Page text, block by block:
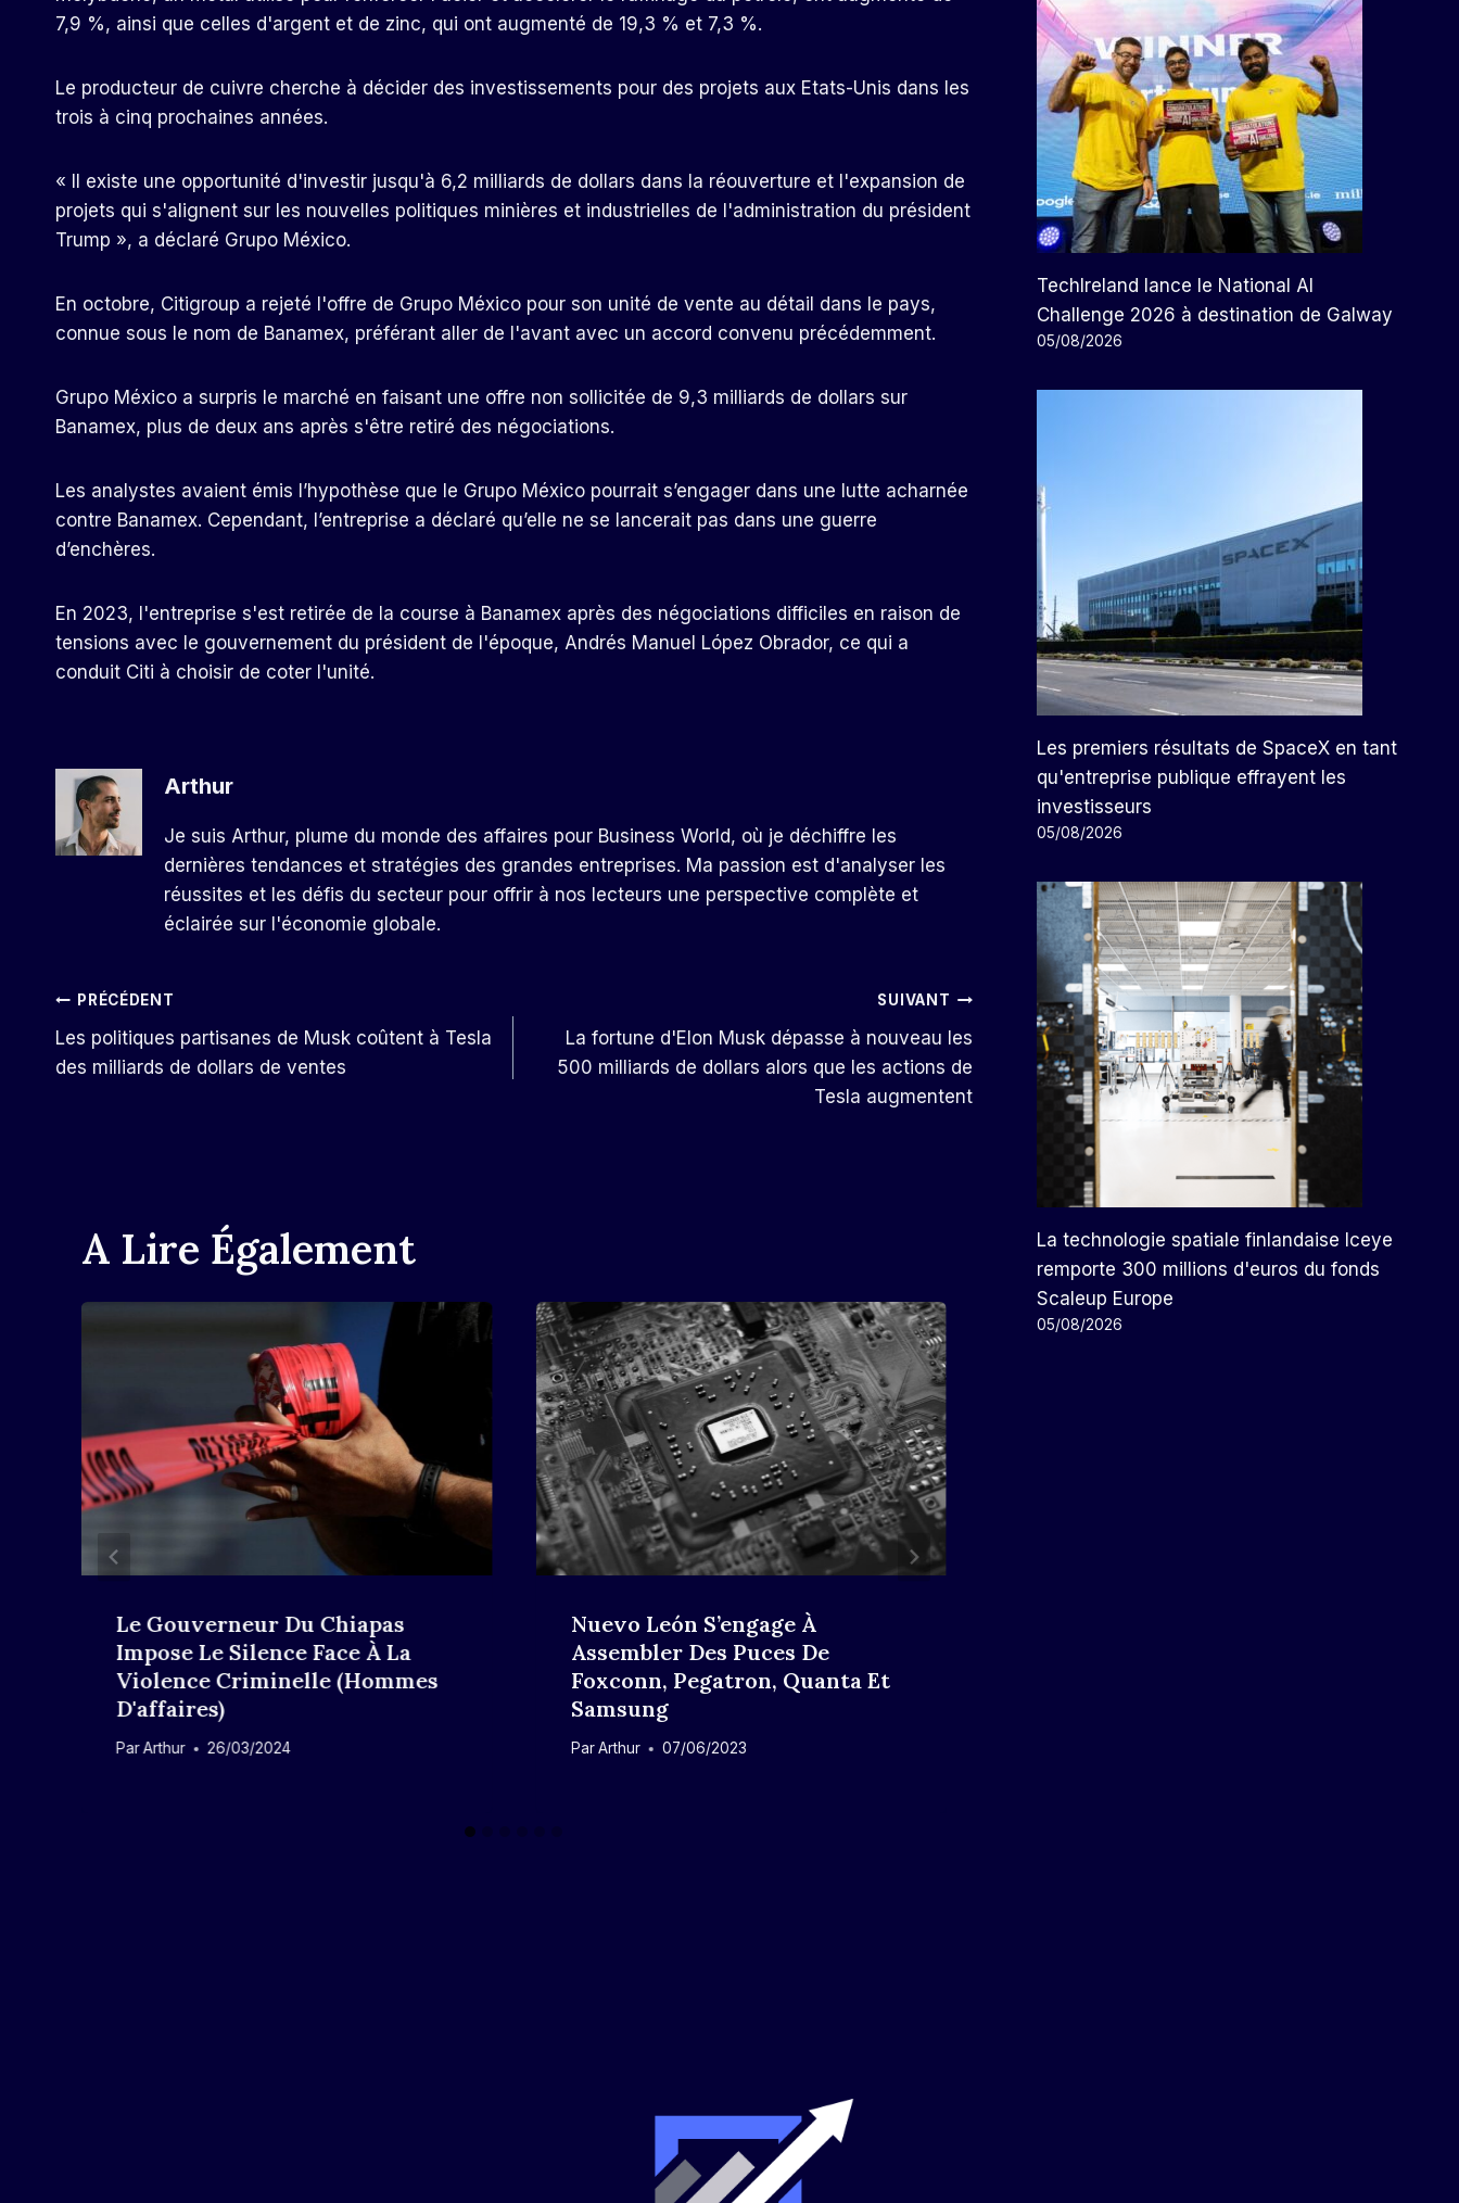
7,9 %, ainsi que celles d'argent et de zinc, qui ont augmenté de 19,3 % et 7,3 %.
Le producteur de cuivre cherche à décider des investissements pour des projets aux Etats-Unis dans les
trois à cinq prochaines années.
« Il existe une opportunité d'investir jusqu'à 6,2 milliards de dollars dans la réouverture et l'expansion de
projets qui s'alignent sur les nouvelles politiques minières et industrielles de l'administration du président
Trump », a déclaré Grupo México.
En octobre, Citigroup a rejeté l'offre de Grupo México pour son unité de vente au détail dans le pays,
connue sous le nom de Banamex, préférant aller de l'avant avec un accord convenu précédemment.
Grupo México a surpris le marché en faisant une offre non sollicitée de 9,3 milliards de dollars sur
Banamex, plus de deux ans après s'être retiré des négociations.
Les analystes avaient émis l’hypothèse que le Grupo México pourrait s’engager dans une lutte acharnée
contre Banamex. Cependant, l’entreprise a déclaré qu’elle ne se lancerait pas dans une guerre
d’enchères.
En 2023, l'entreprise s'est retirée de la course à Banamex après des négociations difficiles en raison de
tensions avec le gouvernement du président de l'époque, Andrés Manuel López Obrador, ce qui a
conduit Citi à choisir de coter l'unité.
Arthur
Je suis Arthur, plume du monde des affaires pour Business World, où je déchiffre les
dernières tendances et stratégies des grandes entreprises. Ma passion est d'analyser les
réussites et les défis du secteur pour offrir à nos lecteurs une perspective complète et
éclairée sur l'économie globale.
Navigation
De
PRÉCÉDENT
Les politiques partisanes de Musk coûtent à Tesla
des milliards de dollars de ventes
SUIVANT
La fortune d'Elon Musk dépasse à nouveau les
500 milliards de dollars alors que les actions de
Tesla augmentent
A Lire Également
Le Gouverneur Du Chiapas
Impose Le Silence Face À La
Violence Criminelle (hommes
D'affaires)
ParArthur 26/03/2024
Nuevo León S’engage À
Assembler Des Puces De
Foxconn, Pegatron, Quanta Et
Samsung
Par Arthur 07/06/2023
TechIreland lance le National AI
Challenge 2026 à destination de Galway
05/08/2026
Les premiers résultats de SpaceX en tant
qu'entreprise publique effrayent les
investisseurs
05/08/2026
La technologie spatiale finlandaise Iceye
remporte 300 millions d'euros du fonds
Scaleup Europe
05/08/2026